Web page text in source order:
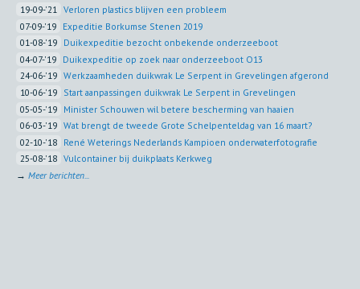
19-09-'21 Verloren plastics blijven een probleem
07-09-'19 Expeditie Borkumse Stenen 2019
01-08-'19 Duikexpeditie bezocht onbekende onderzeeboot
04-07-'19 Duikexpeditie op zoek naar onderzeeboot O13
24-06-'19 Werkzaamheden duikwrak Le Serpent in Grevelingen afgerond
10-06-'19 Start aanpassingen duikwrak Le Serpent in Grevelingen
05-05-'19 Minister Schouwen wil betere bescherming van haaien
06-03-'19 Wat brengt de tweede Grote Schelpenteldag van 16 maart?
02-10-'18 René Weterings Nederlands Kampioen onderwaterfotografie
25-08-'18 Vulcontainer bij duikplaats Kerkweg
→ Meer berichten...